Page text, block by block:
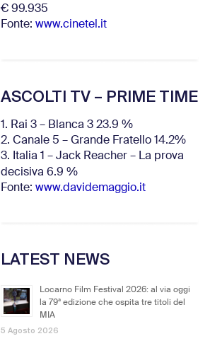
€ 99.935
Fonte: www.cinetel.it
ASCOLTI TV – PRIME TIME
1. Rai 3 – Blanca 3 23.9 %
2. Canale 5 – Grande Fratello 14.2%
3. Italia 1 – Jack Reacher – La prova
decisiva 6.9 %
Fonte: www.davidemaggio.it
LATEST NEWS
Locarno Film Festival 2026: al via oggi
la 79ª edizione che ospita tre titoli del
MIA
5 Agosto 2026